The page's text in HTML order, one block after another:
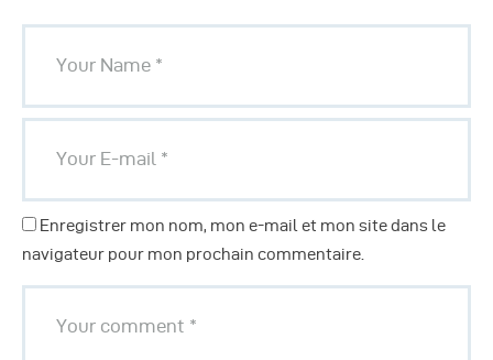
Enregistrer mon nom, mon e-mail et mon site dans le
navigateur pour mon prochain commentaire.